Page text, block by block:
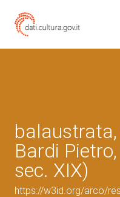
Bardi
sec. XIX)
https://w3id.org/arco/